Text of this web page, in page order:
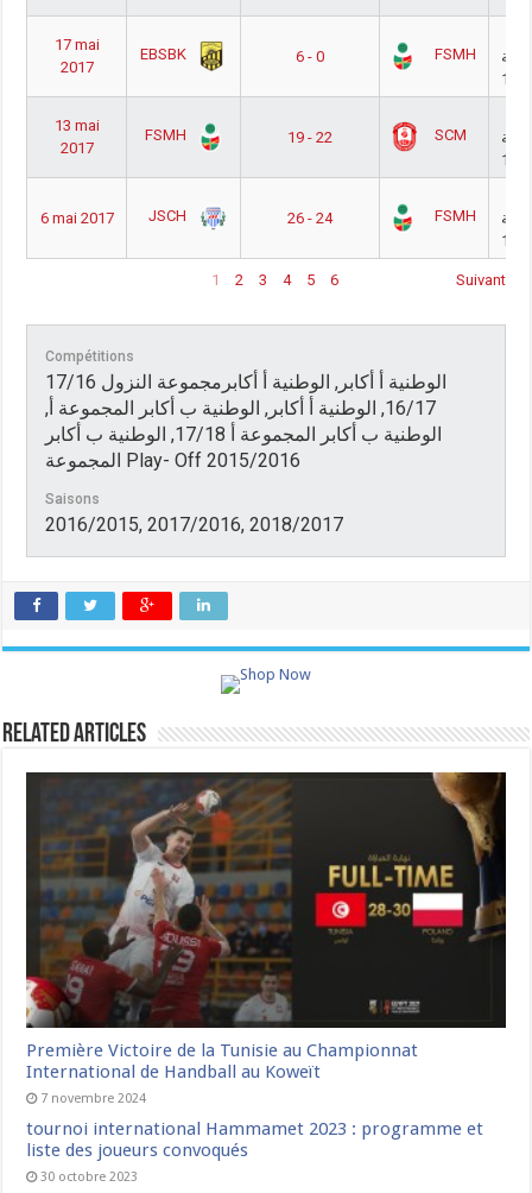
17 mai
2017
EBSBK 6 - 0 FSMH
13 mai
2017
FSMH 19 - 22 SCM
6 mai 2017 JSCH 26 - 24 FSMH
1 2 3 4 5 6 Suivant
Compétitions
17/16 الوطنية أ أكابر, الوطنية أ أكابرمجموعة النزول
16/17, الوطنية أ أكابر, الوطنية ب أكابر المجموعة أ,
الوطنية ب أكابر المجموعة أ 17/18, الوطنية ب أكابر
المجموعة Play- Off 2015/2016
Saisons
2016/2015, 2017/2016, 2018/2017
Related Articles
Première Victoire de la Tunisie au Championnat
International de Handball au Koweït
7 novembre 2024
tournoi international Hammamet 2023 : programme et
liste des joueurs convoqués
30 octobre 2023